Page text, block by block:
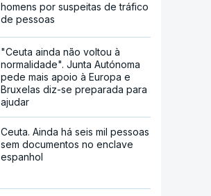
homens por suspeitas de tráfico
de pessoas
"Ceuta ainda não voltou à
normalidade". Junta Autónoma
pede mais apoio à Europa e
Bruxelas diz-se preparada para
ajudar
Ceuta. Ainda há seis mil pessoas
sem documentos no enclave
espanhol